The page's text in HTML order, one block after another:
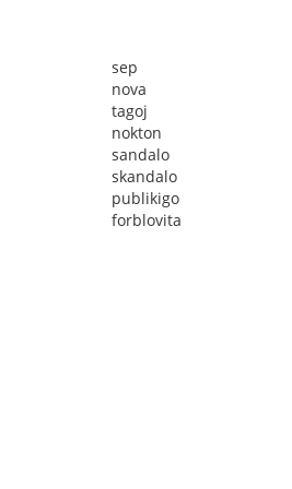
sep
nova
tagoj
nokton
sandalo
skandalo
publikigo
forblovita